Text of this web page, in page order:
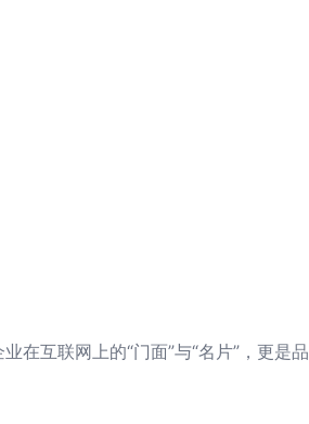
在互联网上的“门面”与“名片”，更是品